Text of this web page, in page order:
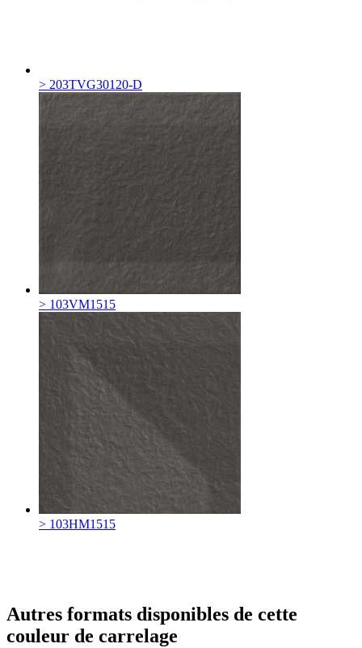
> 203TVG30120-D
> 103VM1515
> 103HM1515
Autres formats disponibles de cette
couleur de carrelage